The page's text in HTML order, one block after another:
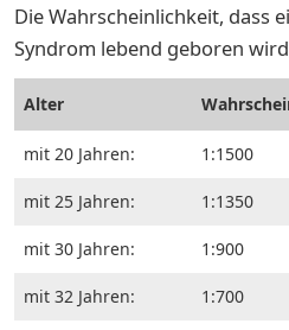
Die Wahrscheinlichkeit, dass
Syndrom lebend geboren
Alter
mit 20 Jahren: 1:1500
mit 25 Jahren: 1:1350
mit 30 Jahren: 1:900
mit 32 Jahren: 1:700